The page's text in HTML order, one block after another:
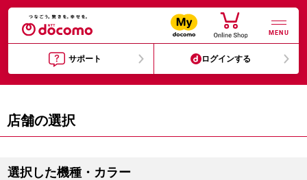
MENU
サポート ログインする
店舗の選択
選択した機種・カラー